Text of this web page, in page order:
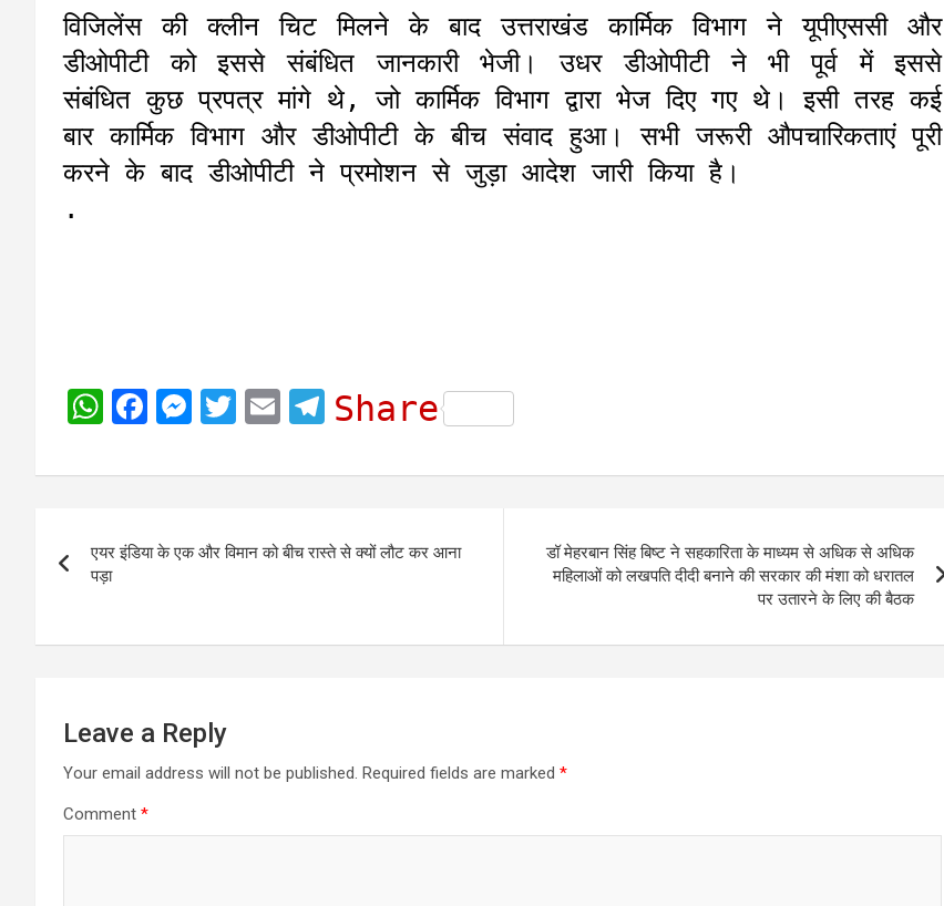
विजिलेंस की क्लीन चिट मिलने के बाद उत्तराखंड कार्मिक विभाग ने यूपीएससी और
डीओपीटी को इससे संबंधित जानकारी भेजी। उधर डीओपीटी ने भी पूर्व में इससे
संबंधित कुछ प्रपत्र मांगे थे, जो कार्मिक विभाग द्वारा भेज दिए गए थे। इसी तरह कई
बार कार्मिक विभाग और डीओपीटी के बीच संवाद हुआ। सभी जरूरी औपचारिकताएं पूरी
करने के बाद डीओपीटी ने प्रमोशन से जुड़ा आदेश जारी किया है।
.
W
a
s
A
p
F
c
b
k
M
s
e
e
T
i
t
E
a
l
T
l
g
m
Share
navigation
एयर इंडिया के एक और विमान को बीच रास्ते से क्यों लौट कर आना
पड़ा
डॉ मेहरबान सिंह बिष्ट ने सहकारिता के माध्यम से अधिक से अधिक
महिलाओं को लखपति दीदी बनाने की सरकार की मंशा को धरातल
पर उतारने के लिए की बैठक
Leave a Reply
Your email address will not be published. Required fields are marked *
Comment *